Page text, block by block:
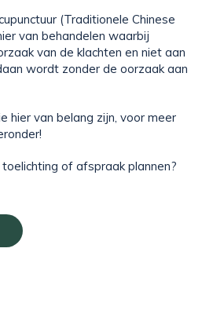
(Traditionele Chinese
van behandelen waarbij
van de klachten en niet aan
wordt zonder de oorzaak aan
hier van belang zijn, voor meer
of afspraak plannen?